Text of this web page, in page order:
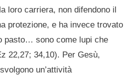
loro carriera, non difendono il
protezione, e ha invece trovato
pasto… sono come lupi che
22,27; 34,10). Per Gesù,
un’attività